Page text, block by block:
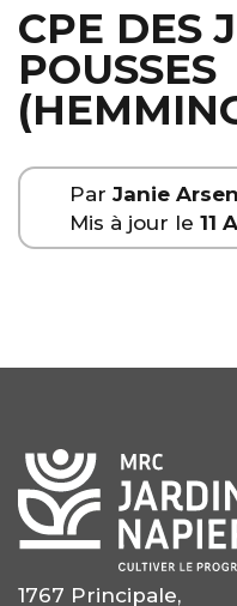
CPE DES
POUSSES
Par Janie
Mis à jour le 11
1767 Principale,